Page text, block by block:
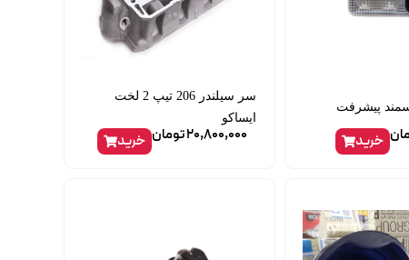
پیشرفت
خرید
سر سیلندر 206 تیپ 2 لخت
ایساکو
20,800,000تومان خرید